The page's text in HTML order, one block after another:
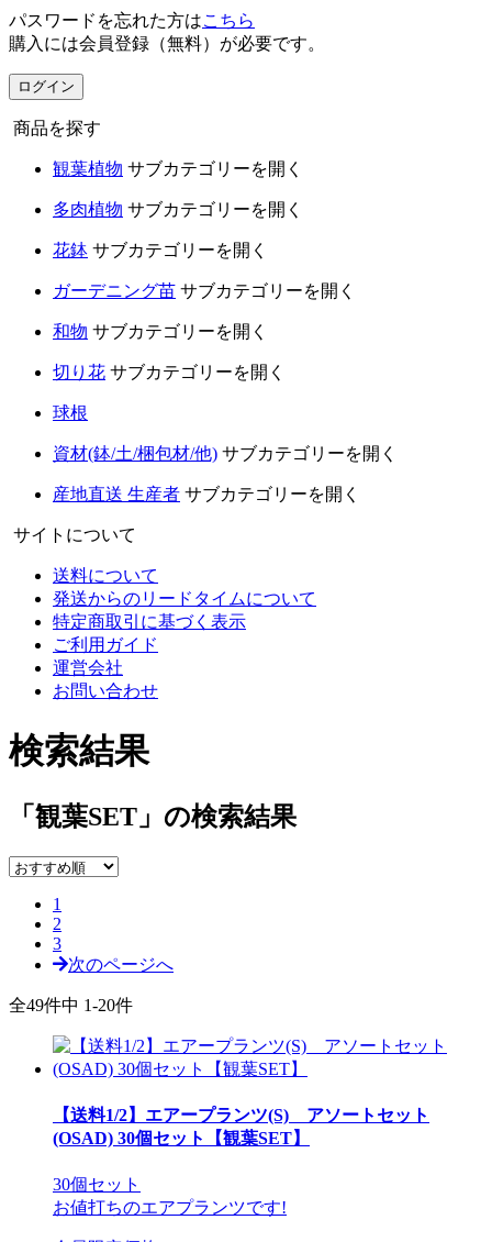
パスワードを忘れた方はこちら
購入には会員登録（無料）が必要です。
ログイン
商品を探す
観葉植物 サブカテゴリーを開く
多肉植物 サブカテゴリーを開く
花鉢 サブカテゴリーを開く
ガーデニング苗 サブカテゴリーを開く
和物 サブカテゴリーを開く
切り花 サブカテゴリーを開く
球根
資材(鉢/土/梱包材/他) サブカテゴリーを開く
産地直送 生産者 サブカテゴリーを開く
サイトについて
送料について
発送からのリードタイムについて
特定商取引に基づく表示
ご利用ガイド
運営会社
お問い合わせ
検索結果
「観葉SET」の検索結果
1
2
3
次のページへ
全49件中 1-20件
【送料1/2】エアープランツ(S) アソートセット
(OSAD) 30個セット【観葉SET】
30個セット
お値打ちのエアプランツです!